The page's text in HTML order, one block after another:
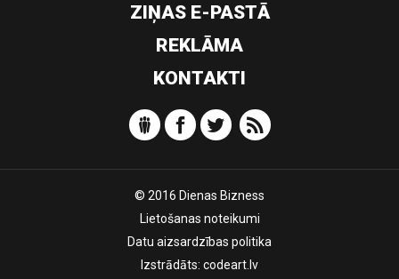
ZIŅAS E-PASTĀ
REKLĀMA
KONTAKTI
© 2016 Dienas Bizness
Lietošanas noteikumi
Datu aizsardzības politika
Izstrādāts: codeart.lv